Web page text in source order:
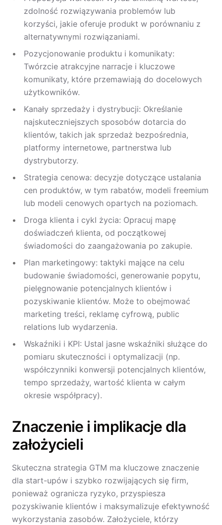
zdolność rozwiązywania problemów lub
korzyści, jakie oferuje produkt w porównaniu z
alternatywnymi rozwiązaniami.
Pozycjonowanie produktu i komunikaty:
Twórzcie atrakcyjne narracje i kluczowe
komunikaty, które przemawiają do docelowych
użytkowników.
Kanały sprzedaży i dystrybucji: Określanie
najskuteczniejszych sposobów dotarcia do
klientów, takich jak sprzedaż bezpośrednia,
platformy internetowe, partnerstwa lub
dystrybutorzy.
Strategia cenowa: decyzje dotyczące ustalania
cen produktów, w tym rabatów, modeli freemium
lub modeli cenowych opartych na poziomach.
Droga klienta i cykl życia: Opracuj mapę
doświadczeń klienta, od początkowej
świadomości do zaangażowania po zakupie.
Plan marketingowy: taktyki mające na celu
budowanie świadomości, generowanie popytu,
pielęgnowanie potencjalnych klientów i
pozyskiwanie klientów. Może to obejmować
marketing treści, reklamę cyfrową, public
relations lub wydarzenia.
Wskaźniki i KPI: Ustal jasne wskaźniki służące do
pomiaru skuteczności i optymalizacji (np.
współczynniki konwersji potencjalnych klientów,
tempo sprzedaży, wartość klienta w całym
okresie współpracy).
Znaczenie i implikacje dla
założycieli
Skuteczna strategia GTM ma kluczowe znaczenie
dla start-upów i szybko rozwijających się firm,
ponieważ ogranicza ryzyko, przyspiesza
pozyskiwanie klientów i maksymalizuje efektywność
wykorzystania zasobów. Założyciele, którzy